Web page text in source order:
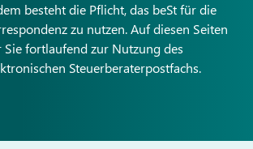
besteht die Pflicht, das beSt für die
zu nutzen. Auf diesen Seiten
fortlaufend zur Nutzung des
Steuerberaterpostfachs.